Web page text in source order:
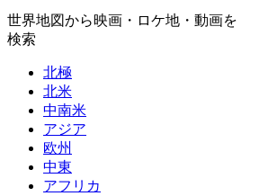
世界地図から映画・ロケ地・動画を
検索
北極
北米
中南米
アジア
欧州
中東
アフリカ